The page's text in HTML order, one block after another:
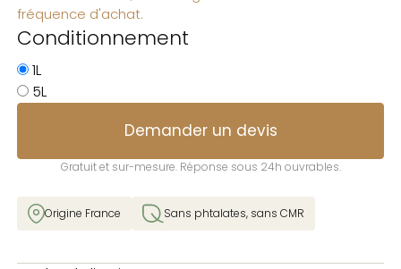
fréquence d'achat.
Conditionnement
1L
5L
Demander un devis
Gratuit et sur-mesure. Réponse sous 24h ouvrables.
Origine France Sans phtalates, sans CMR